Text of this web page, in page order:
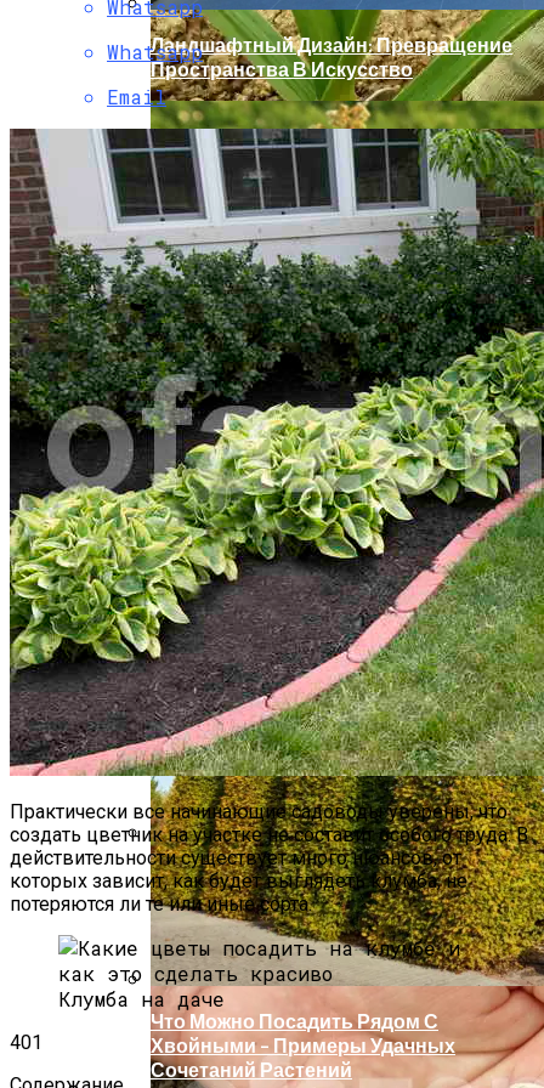
Как И Чем Удобрять Чеснок?
9 Советов По Выращиванию Картошки
Ландшафтный Дизайн: Превращение
Пространства В Искусство
Какие Цветы Украсят Альпинарий?
Что Можно Посадить Рядом С
Хвойными – Примеры Удачных
Сочетаний Растений
Whatsapp
Whatsapp
Email
Практически все начинающие садоводы уверены, что
создать цветник на участке не составит особого труда. В
действительности существует много нюансов, от
которых зависит, как будет выглядеть клумба, не
потеряются ли те или иные сорта.
Клумба на даче
401